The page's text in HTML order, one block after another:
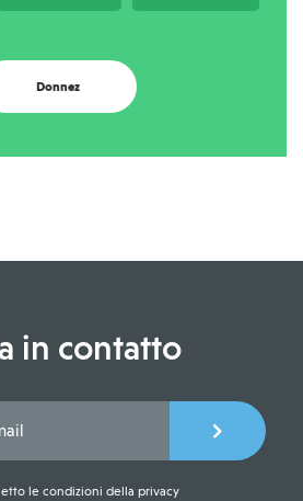
Donnez
in contatto
le condizioni della privacy